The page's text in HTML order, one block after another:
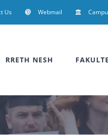
Us Webmail
RRETH NESH